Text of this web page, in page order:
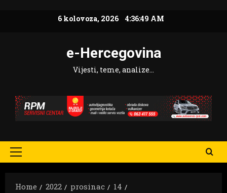
6 kolovoza, 2026 4:36:50 AM
e-Hercegovina
Vijesti, teme, analize…
Primary
Home
2022 prosinac
14